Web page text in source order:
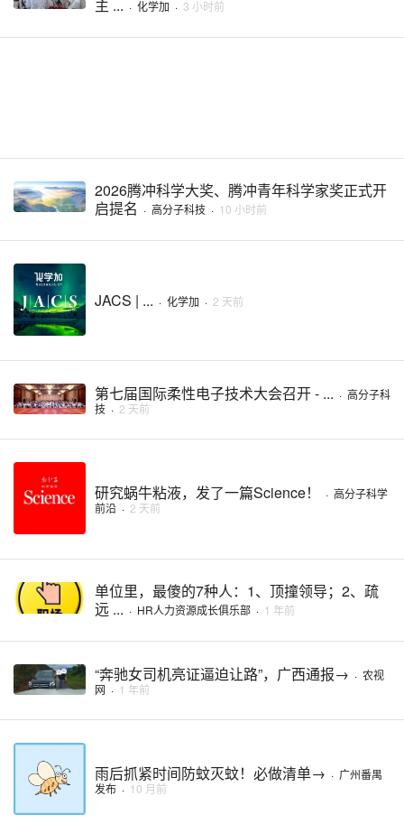
主 ... · 化学加 · 3 小时前
2026腾冲科学大奖、腾冲青年科学家奖正式开
启提名 · 高分子科技 · 10 小时前
JACS | ... · 化学加 · 2 天前
第七届国际柔性电子技术大会召开 - ... · 高分子科
技 · 2 天前
研究蜗牛粘液，发了一篇Science！ · 高分子科学
前沿 · 2 天前
单位里，最傻的7种人：1、顶撞领导；2、疏
远 ... · HR人力资源成长俱乐部 · 1 年前
“奔驰女司机亮证逼迫让路”，广西通报→ · 农视
网 · 1 年前
雨后抓紧时间防蚊灭蚊！必做清单→ · 广州番禺
发布 · 10 月前